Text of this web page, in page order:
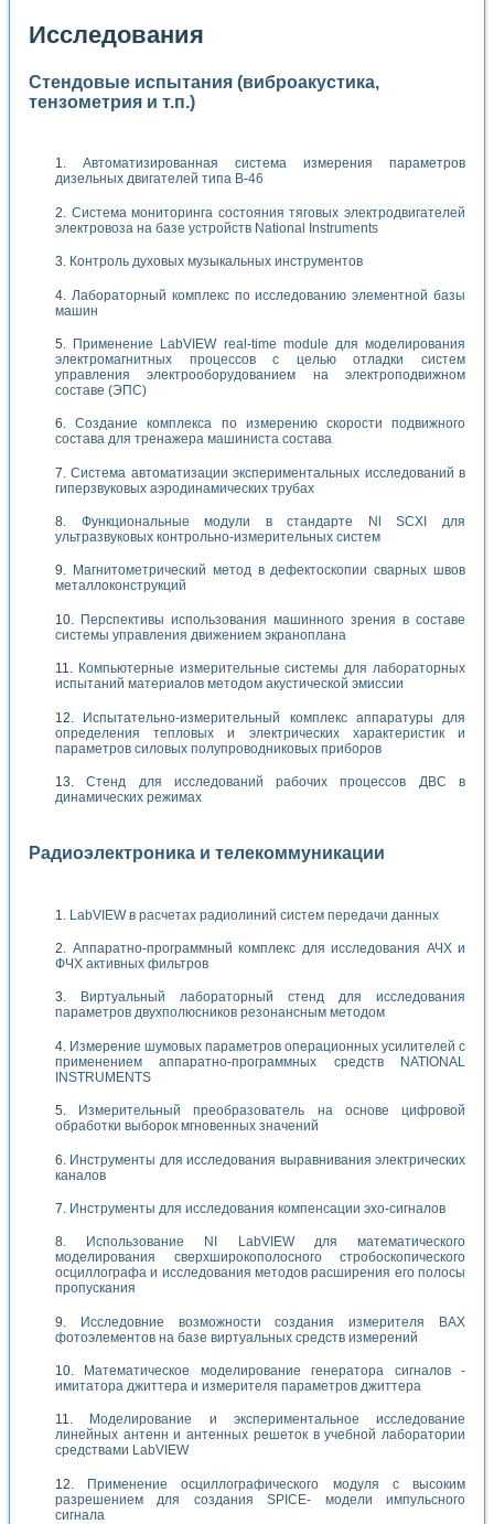
Исследования
Стендовые испытания (виброакустика,
тензометрия и т.п.)
Автоматизированная система измерения параметров
дизельных двигателей типа В-46
Система мониторинга состояния тяговых электродвигателей
электровоза на базе устройств National Instruments
Контроль духовых музыкальных инструментов
Лабораторный комплекс по исследованию элементной базы
машин
Применение LabVIEW real-time module для моделирования
электромагнитных процессов с целью отладки систем
управления электрооборудованием на электроподвижном
составе (ЭПС)
Создание комплекса по измерению скорости подвижного
состава для тренажера машиниста состава
Система автоматизации экспериментальных исследований в
гиперзвуковых аэродинамических трубах
Функциональные модули в стандарте Nl SCXI для
ультразвуковых контрольно-измерительных систем
Магнитометрический метод в дефектоскопии сварных швов
металлоконструкций
Перспективы использования машинного зрения в составе
системы управления движением экраноплана
Компьютерные измерительные системы для лабораторных
испытаний материалов методом акустической эмиссии
Испытательно-измерительный комплекс аппаратуры для
определения тепловых и электрических характеристик и
параметров силовых полупроводниковых приборов
Стенд для исследований рабочих процессов ДВС в
динамических режимах
Радиоэлектроника и телекоммуникации
LabVIEW в расчетах радиолиний систем передачи данных
Аппаратно-программный комплекс для исследования АЧХ и
ФЧХ активных фильтров
Виртуальный лабораторный стенд для исследования
параметров двухполюсников резонансным методом
Измерение шумовых параметров операционных усилителей с
применением аппаратно-программных средств NATIONAL
INSTRUMENTS
Измерительный преобразователь на основе цифровой
обработки выборок мгновенных значений
Инструменты для исследования выравнивания электрических
каналов
Инструменты для исследования компенсации эхо-сигналов
Использование NI LabVIEW для математического
моделирования сверхширокополосного стробоскопического
осциллографа и исследования методов расширения его полосы
пропускания
Исследовние возможности создания измерителя ВАХ
фотоэлементов на базе виртуальных средств измерений
Математическое моделирование генератора сигналов -
имитатора джиттера и измерителя параметров джиттера
Моделирование и экспериментальное исследование
линейных антенн и антенных решеток в учебной лаборатории
средствами LabVIEW
Применение осциллографического модуля с высоким
разрешением для создания SPICE- модели импульсного
сигнала